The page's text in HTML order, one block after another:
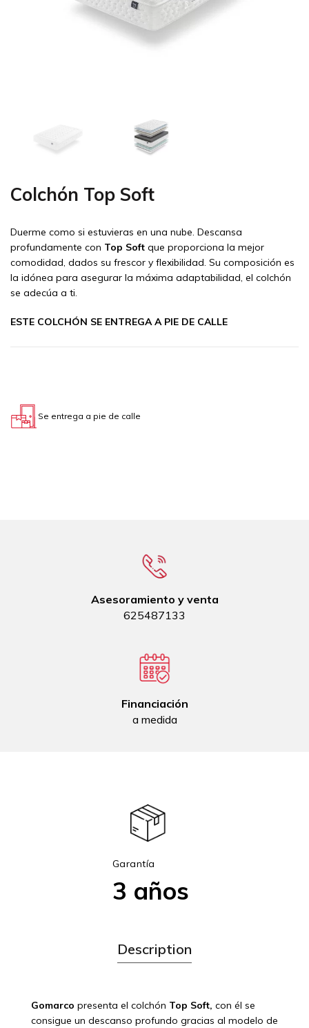
Colchón Top Soft
Duerme como si estuvieras en una nube. Descansa
profundamente con Top Soft que proporciona la mejor
comodidad, dados su frescor y flexibilidad. Su composición es
la idónea para asegurar la máxima adaptabilidad, el colchón
se adecúa a ti.
ESTE COLCHÓN SE ENTREGA A PIE DE CALLE
Se entrega a pie de calle
Asesoramiento y venta
625487133
Financiación
a medida
Garantía
3 años
Description
Gomarco presenta el colchón Top Soft, con él se
consigue un descanso profundo gracias al modelo de